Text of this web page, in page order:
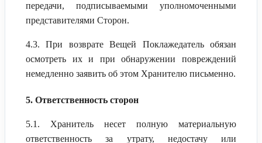
передачи, подписываемыми уполномоченными
представителями Сторон.
4.3. При возврате Вещей Поклажедатель обязан
осмотреть их и при обнаружении повреждений
немедленно заявить об этом Хранителю письменно.
5. Ответственность сторон
5.1. Хранитель несет полную материальную
ответственность за утрату, недостачу или